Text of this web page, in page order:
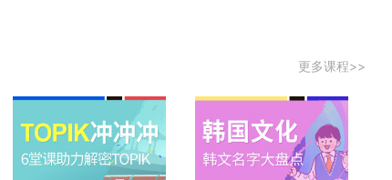
更多课程>>